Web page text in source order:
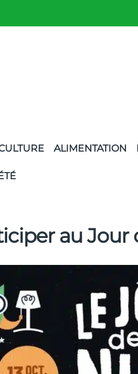
ALIMENTATION
au Jour